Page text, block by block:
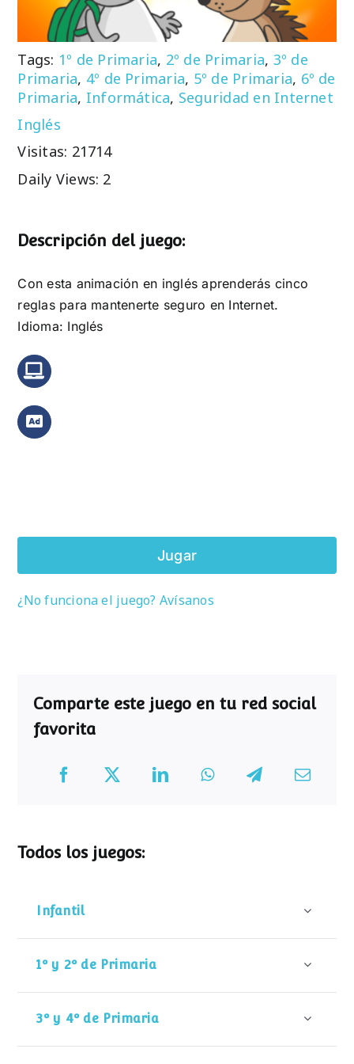
Tags: 1º de Primaria, 2º de Primaria, 3º de
Primaria, 4º de Primaria, 5º de Primaria, 6º de
Primaria, Informática, Seguridad en Internet
Inglés
Visitas: 21714
Daily Views: 2
Descripción del juego:
Con esta animación en inglés aprenderás cinco
reglas para mantenerte seguro en Internet.
Idioma: Inglés
Jugar
¿No funciona el juego? Avísanos
Comparte este juego en tu red social
favorita
Todos los juegos:
Infantil
1º y 2º de Primaria
3º y 4º de Primaria